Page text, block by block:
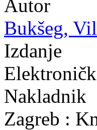
Autor
Bukšeg,
Izdanje
Nakladnik
Zagreb :